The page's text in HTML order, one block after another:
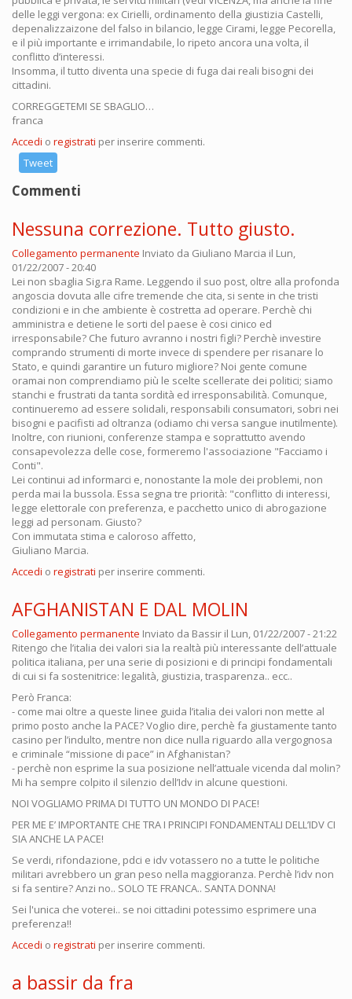
delle leggi vergona: ex Cirielli, ordinamento della giustizia Castelli,
depenalizzaizone del falso in bilancio, legge Cirami, legge Pecorella,
e il più importante e irrimandabile, lo ripeto ancora una volta, il
conflitto d’interessi.
Insomma, il tutto diventa una specie di fuga dai reali bisogni dei
cittadini.
CORREGGETEMI SE SBAGLIO…
franca
Accedi o registrati per inserire commenti.
Tweet
Commenti
Nessuna correzione. Tutto giusto.
Collegamento permanente Inviato da Giuliano Marcia il Lun,
01/22/2007 - 20:40
Lei non sbaglia Sig.ra Rame. Leggendo il suo post, oltre alla profonda
angoscia dovuta alle cifre tremende che cita, si sente in che tristi
condizioni e in che ambiente è costretta ad operare. Perchè chi
amministra e detiene le sorti del paese è cosi cinico ed
irresponsabile? Che futuro avranno i nostri figli? Perchè investire
comprando strumenti di morte invece di spendere per risanare lo
Stato, e quindi garantire un futuro migliore? Noi gente comune
oramai non comprendiamo più le scelte scellerate dei politici; siamo
stanchi e frustrati da tanta sordità ed irresponsabilità. Comunque,
continueremo ad essere solidali, responsabili consumatori, sobri nei
bisogni e pacifisti ad oltranza (odiamo chi versa sangue inutilmente).
Inoltre, con riunioni, conferenze stampa e soprattutto avendo
consapevolezza delle cose, formeremo l'associazione "Facciamo i
Conti".
Lei continui ad informarci e, nonostante la mole dei problemi, non
perda mai la bussola. Essa segna tre priorità: "conflitto di interessi,
legge elettorale con preferenza, e pacchetto unico di abrogazione
leggi ad personam. Giusto?
Con immutata stima e caloroso affetto,
Giuliano Marcia.
Accedi o registrati per inserire commenti.
AFGHANISTAN E DAL MOLIN
Collegamento permanente Inviato da Bassir il Lun, 01/22/2007 - 21:22
Ritengo che l’italia dei valori sia la realtà più interessante dell’attuale
politica italiana, per una serie di posizioni e di principi fondamentali
di cui si fa sostenitrice: legalità, giustizia, trasparenza.. ecc..
Però Franca:
- come mai oltre a queste linee guida l’italia dei valori non mette al
primo posto anche la PACE? Voglio dire, perchè fa giustamente tanto
casino per l’indulto, mentre non dice nulla riguardo alla vergognosa
e criminale “missione di pace” in Afghanistan?
- perchè non esprime la sua posizione nell’attuale vicenda dal molin?
Mi ha sempre colpito il silenzio dell’Idv in alcune questioni.
NOI VOGLIAMO PRIMA DI TUTTO UN MONDO DI PACE!
PER ME E’ IMPORTANTE CHE TRA I PRINCIPI FONDAMENTALI DELL’IDV CI
SIA ANCHE LA PACE!
Se verdi, rifondazione, pdci e idv votassero no a tutte le politiche
militari avrebbero un gran peso nella maggioranza. Perchè l’idv non
si fa sentire? Anzi no.. SOLO TE FRANCA.. SANTA DONNA!
Sei l'unica che voterei.. se noi cittadini potessimo esprimere una
preferenza!!
Accedi o registrati per inserire commenti.
a bassir da fra